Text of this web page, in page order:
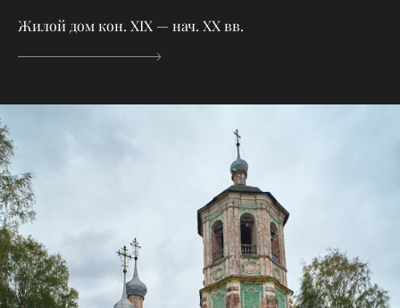
Жилой дом кон. XIX — нач. XX вв.